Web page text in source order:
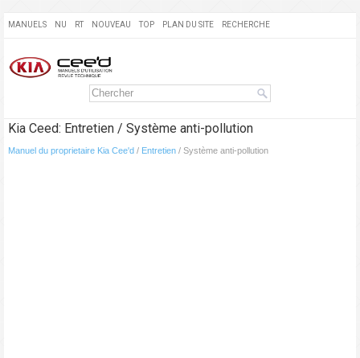
MANUELS NU RT NOUVEAU TOP PLAN DU SITE RECHERCHE
Kia Ceed: Entretien / Système anti-pollution
Manuel du proprietaire Kia Cee'd / Entretien / Système anti-pollution